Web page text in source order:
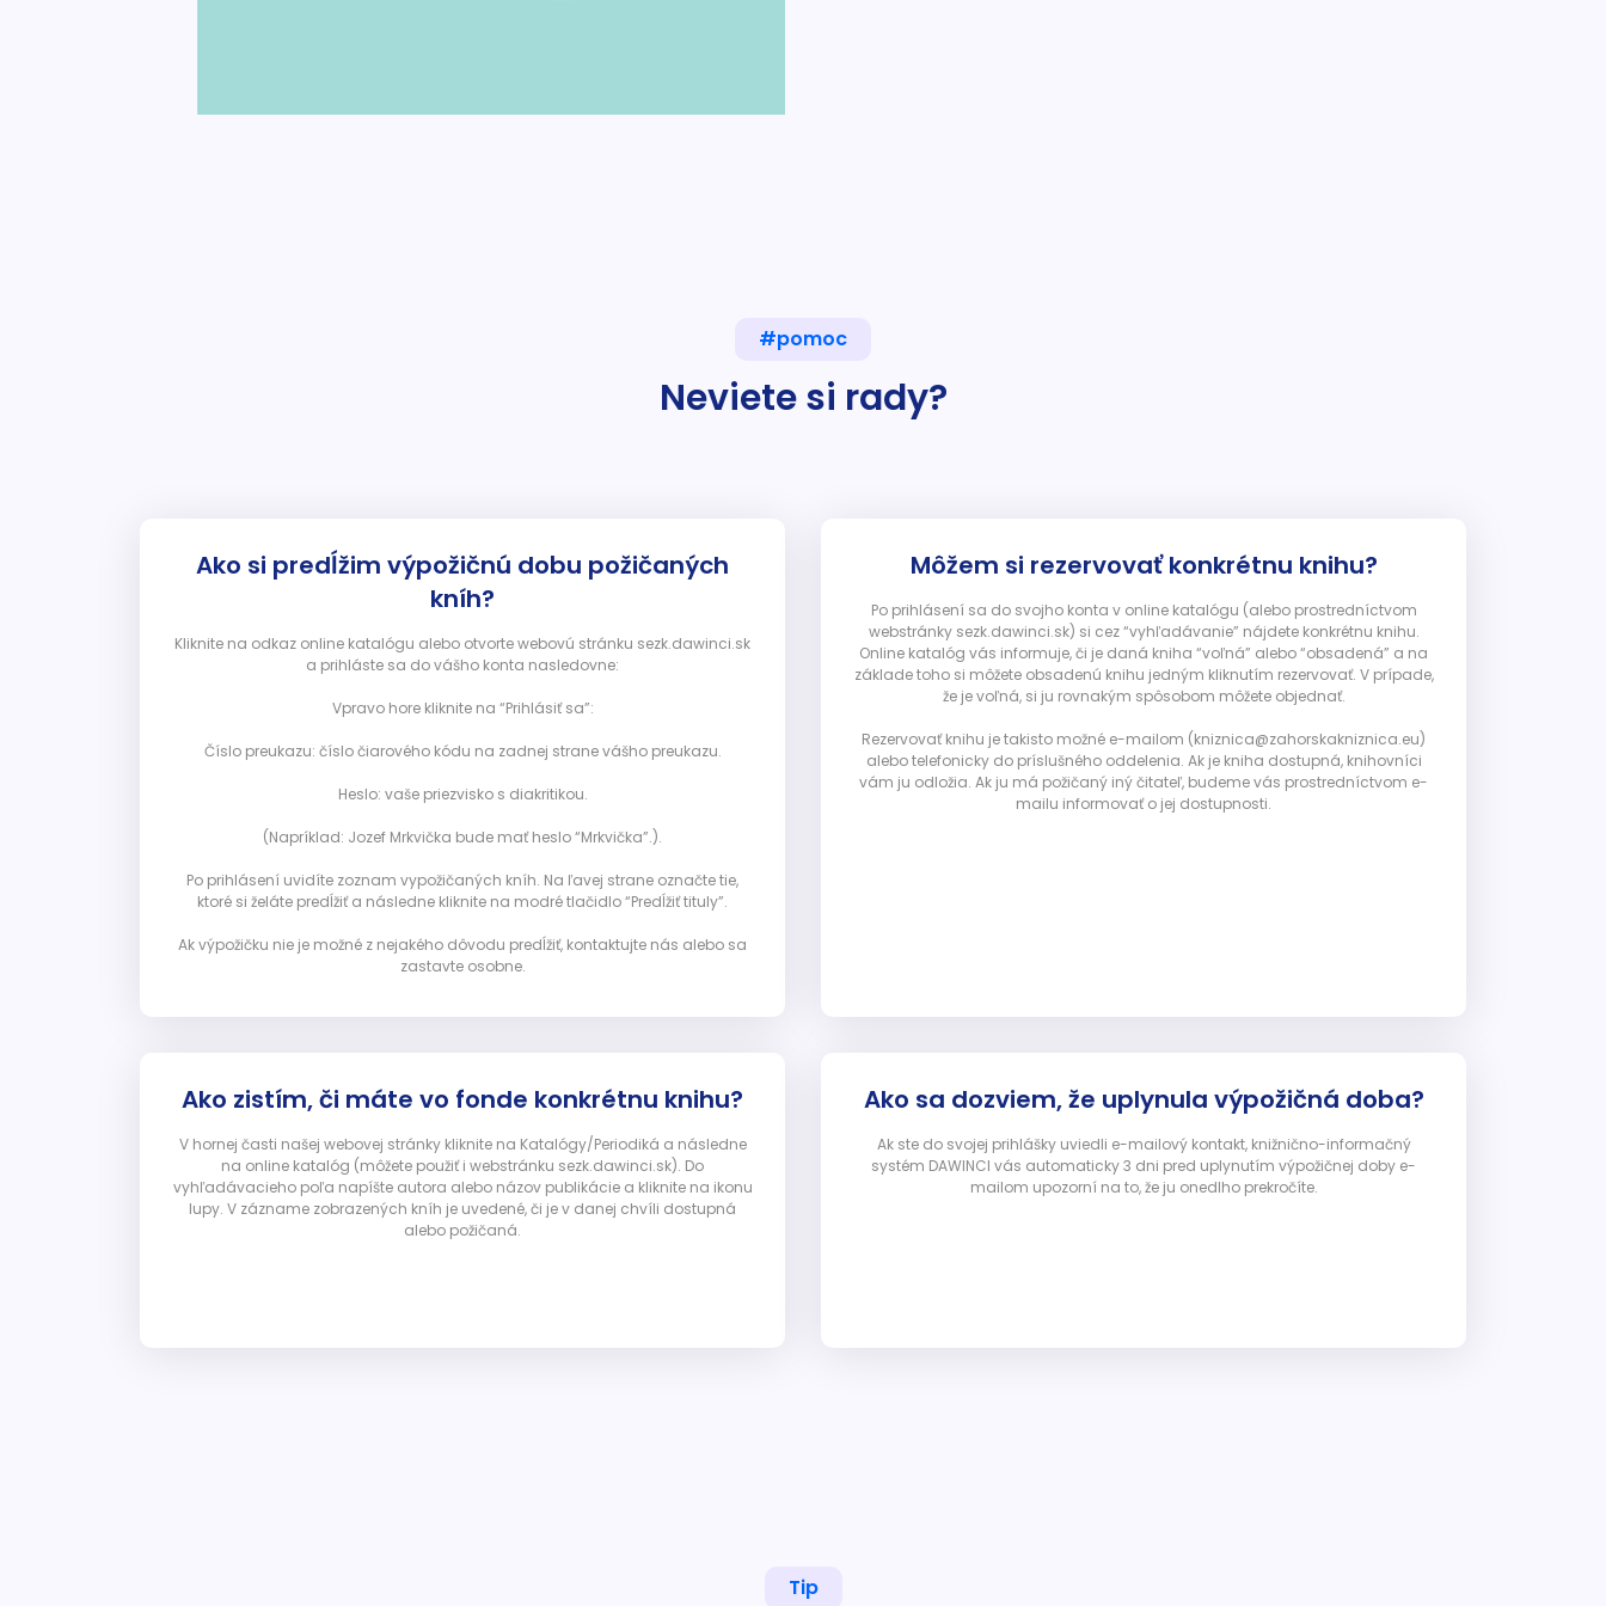
#pomoc
Neviete si rady?
Ako si predĺžim výpožičnú dobu požičaných
kníh?
Kliknite na odkaz online katalógu alebo otvorte webovú stránku sezk.dawinci.sk
a prihláste sa do vášho konta nasledovne:
Vpravo hore kliknite na “Prihlásiť sa”:
Číslo preukazu: číslo čiarového kódu na zadnej strane vášho preukazu.
Heslo: vaše priezvisko s diakritikou.
(Napríklad: Jozef Mrkvička bude mať heslo “Mrkvička”.).
Po prihlásení uvidíte zoznam vypožičaných kníh. Na ľavej strane označte tie,
ktoré si želáte predĺžiť a následne kliknite na modré tlačidlo “Predĺžiť tituly”.
Ak výpožičku nie je možné z nejakého dôvodu predĺžiť, kontaktujte nás alebo sa
zastavte osobne.
Môžem si rezervovať konkrétnu knihu?
Po prihlásení sa do svojho konta v online katalógu (alebo prostredníctvom
webstránky sezk.dawinci.sk) si cez “vyhľadávanie” nájdete konkrétnu knihu.
Online katalóg vás informuje, či je daná kniha “voľná” alebo “obsadená” a na
základe toho si môžete obsadenú knihu jedným kliknutím rezervovať. V prípade,
že je voľná, si ju rovnakým spôsobom môžete objednať.
Rezervovať knihu je takisto možné e-mailom (kniznica@zahorskakniznica.eu)
alebo telefonicky do príslušného oddelenia. Ak je kniha dostupná, knihovníci
vám ju odložia. Ak ju má požičaný iný čitateľ, budeme vás prostredníctvom e-
mailu informovať o jej dostupnosti.
Ako zistím, či máte vo fonde konkrétnu knihu?
V hornej časti našej webovej stránky kliknite na Katalógy/Periodiká a následne
na online katalóg (môžete použiť i webstránku sezk.dawinci.sk). Do
vyhľadávacieho poľa napíšte autora alebo názov publikácie a kliknite na ikonu
lupy. V zázname zobrazených kníh je uvedené, či je v danej chvíli dostupná
alebo požičaná.
Ako sa dozviem, že uplynula výpožičná doba?
Ak ste do svojej prihlášky uviedli e-mailový kontakt, knižnično-informačný
systém DAWINCI vás automaticky 3 dni pred uplynutím výpožičnej doby e-
mailom upozorní na to, že ju onedlho prekročíte.
Tip